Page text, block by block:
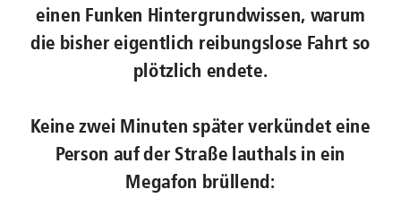
einen Funken Hintergrundwissen, warum
die bisher eigentlich reibungslose Fahrt so
plötzlich endete.
Keine zwei Minuten später verkündet eine
Person auf der Straße lauthals in ein
Megafon brüllend: